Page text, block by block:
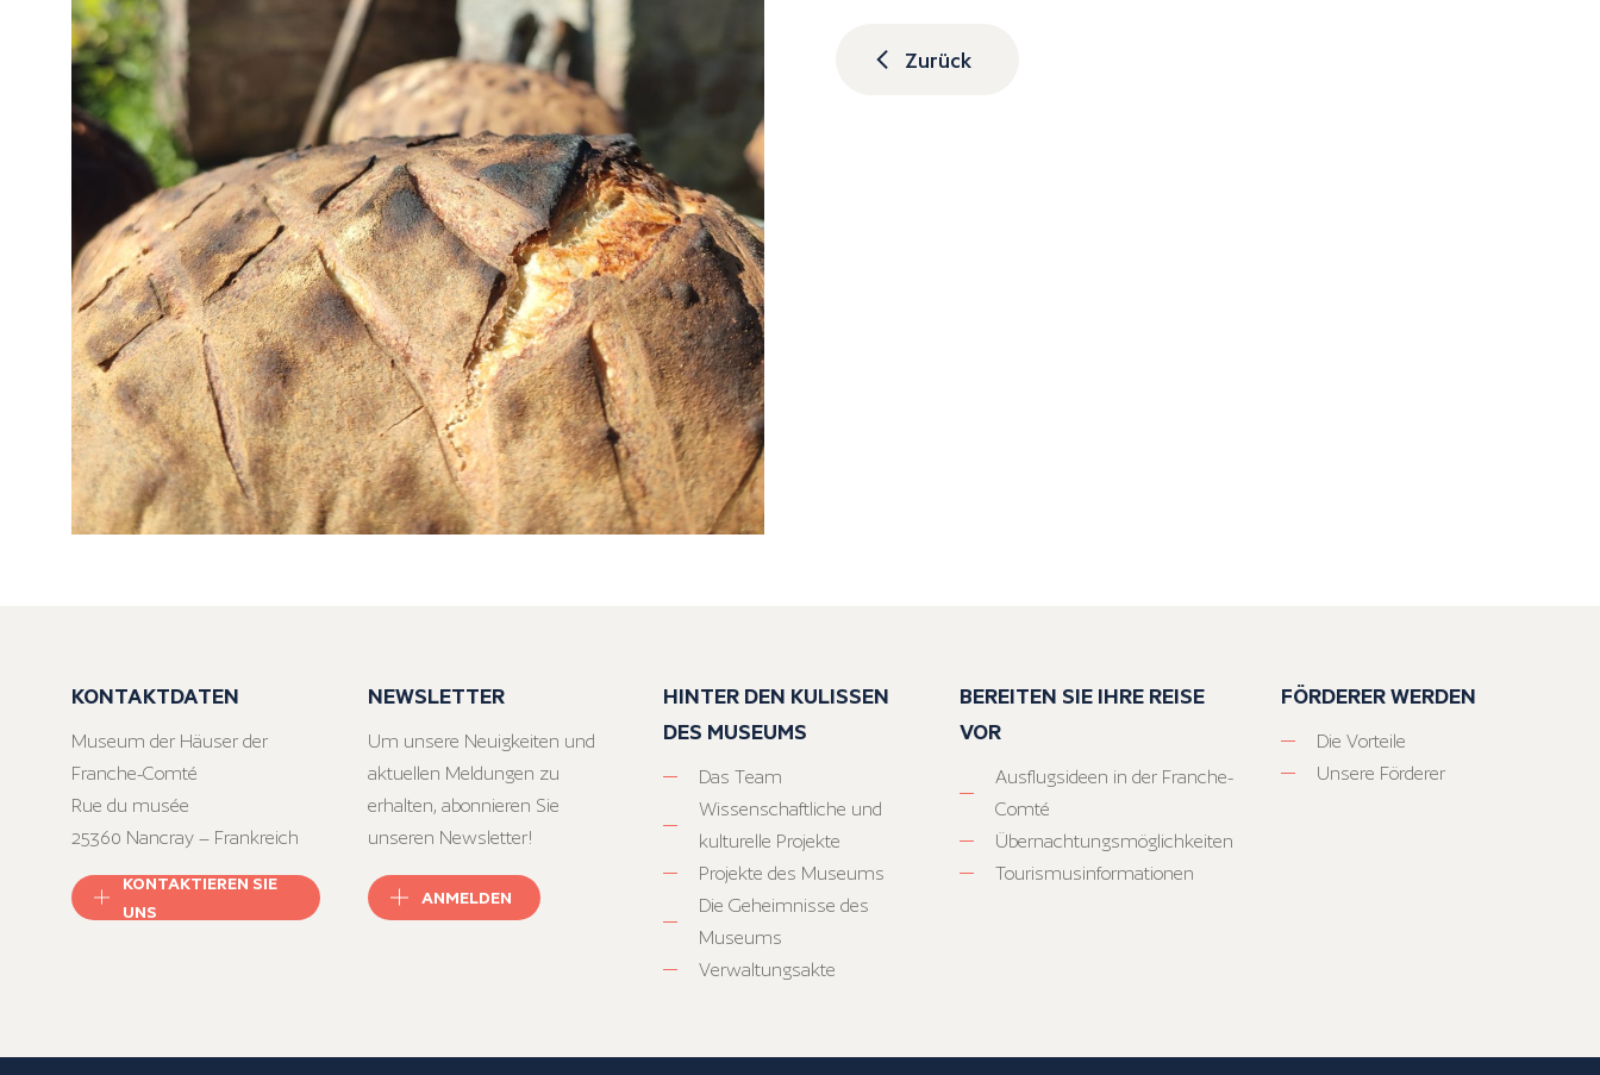
Zurück
KONTAKTDATEN
Museum der Häuser der
Franche-Comté
Rue du musée
25360 Nancray – Frankreich
KONTAKTIEREN SIE
UNS
NEWSLETTER
Um unsere Neuigkeiten und
aktuellen Meldungen zu
erhalten, abonnieren Sie
unseren Newsletter!
ANMELDEN
HINTER DEN KULISSEN
DES MUSEUMS
Das Team
Wissenschaftliche und
kulturelle Projekte
Projekte des Museums
Die Geheimnisse des
Museums
Verwaltungsakte
BEREITEN SIE IHRE REISE
VOR
Ausflugsideen in der Franche-
Comté
Übernachtungsmöglichkeiten
Tourismusinformationen
FÖRDERER WERDEN
Die Vorteile
Unsere Förderer